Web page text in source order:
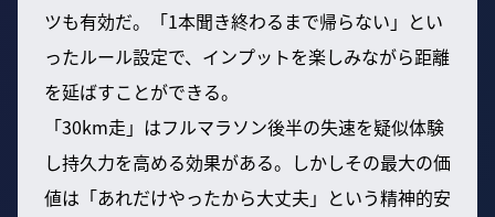
ツも有効だ。「1本聞き終わるまで帰らない」とい
ったルール設定で、インプットを楽しみながら距離
を延ばすことができる。
「30km走」はフルマラソン後半の失速を疑似体験
し持久力を高める効果がある。しかしその最大の価
値は「あれだけやったから大丈夫」という精神的安